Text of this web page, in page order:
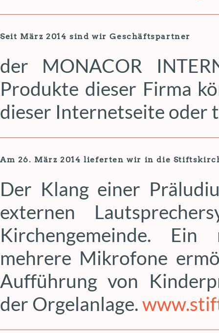
Seit März 2014 sind wir Geschäftspartner
der MONACOR
Produkte dieser Firma
dieser Internetseite oder
Am 26. März 2014 lieferten wir in die
Der Klang einer
externen
Kirchengemeinde.
mehrere Mikrofone
Aufführung von
der Orgelanlage.